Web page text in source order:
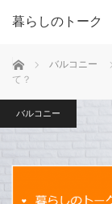
暮らしのトーク
ホーム バルコニー
て？
バルコニー